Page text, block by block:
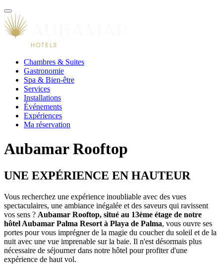
Chambres & Suites
Gastronomie
Spa & Bien-être
Services
Installations
Événements
Expériences
Ma réservation
Aubamar Rooftop
UNE EXPÉRIENCE EN HAUTEUR
Vous recherchez une expérience inoubliable avec des vues
spectaculaires, une ambiance inégalée et des saveurs qui ravissent
vos sens ? Aubamar Rooftop, situé au 13ème étage de notre
hôtel Aubamar Palma Resort à Playa de Palma, vous ouvre ses
portes pour vous imprégner de la magie du coucher du soleil et de la
nuit avec une vue imprenable sur la baie. Il n'est désormais plus
nécessaire de séjourner dans notre hôtel pour profiter d'une
expérience de haut vol.